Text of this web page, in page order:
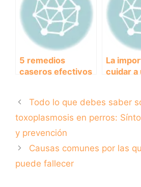
perro?
5 remedios
caseros efectivos
en casa
La
cuidar a
cuales
viejo
Todo lo que debes saber
toxoplasmosis en perros:
y prevención
Causas comunes por las
puede fallecer